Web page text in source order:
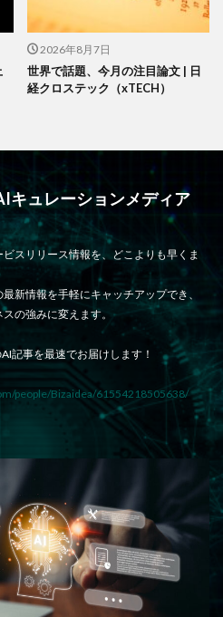
2026年8月7日
世界で話題、今月の注目論文 | 日
経クロステック（xTECH）
キュレーションメディア
スリリース情報を、どこよりも早くま
新情報を手軽にキャッチアップでき、
の強みに変えます。
記事を最速でお届けします！
people/Bizaidea/61554218505638/